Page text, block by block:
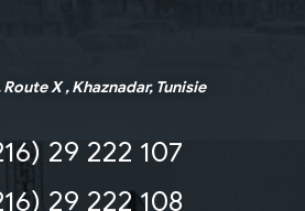
X , Khaznadar, Tunisie
29 222 107
29 222 108